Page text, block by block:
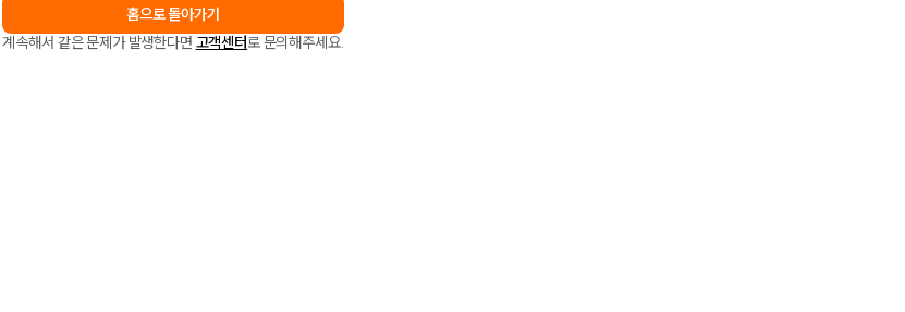
홈으로 돌아가기
계속해서 같은 문제가 발생한다면 고객센터로 문의해주세요.